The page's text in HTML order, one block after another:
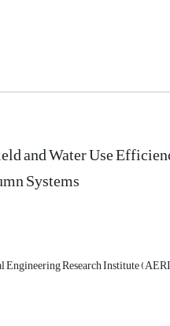
and Water Use
Systems
Research Institute